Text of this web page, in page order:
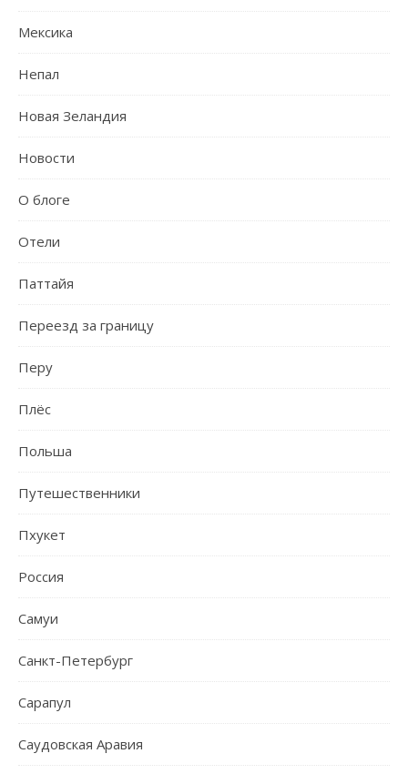
Мексика
Непал
Новая Зеландия
Новости
О блоге
Отели
Паттайя
Переезд за границу
Перу
Плёс
Польша
Путешественники
Пхукет
Россия
Самуи
Санкт-Петербург
Сарапул
Саудовская Аравия